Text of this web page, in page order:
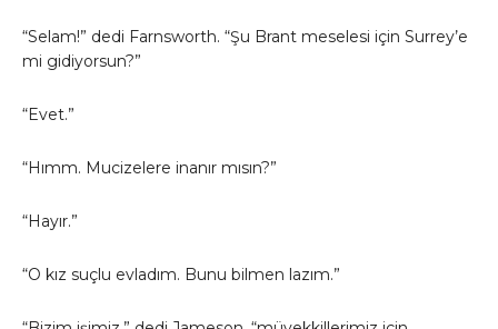
“Selam!” dedi Farnsworth. “Şu Brant meselesi için Surrey’e
mi gidiyorsun?”
“Evet.”
“Hımm. Mucizelere inanır mısın?”
“Hayır.”
“O kız suçlu evladım. Bunu bilmen lazım.”